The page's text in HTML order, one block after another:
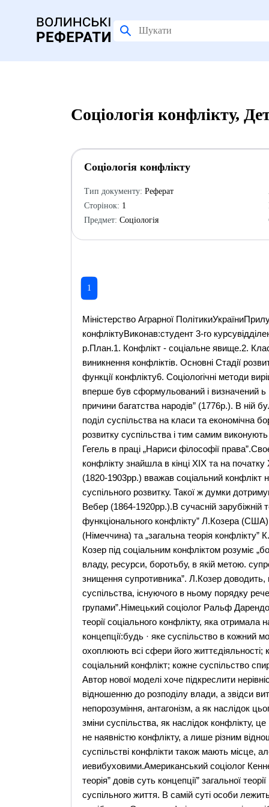
Соціологія конфлікту,
Соціологія конфлікту
Тип документу: Реферат
Сторінок: 1
Предмет: Соціологія
1
Міністерство Аграрної ПолітикиУкраїниПрилуцький агротехнічний технікумСоціологія конфліктуВиконав:студент 3-го курсувідділення електрифікації с.г.Коваленко ГригорійПрилуки 2003 р.План.1. Конфлікт - соціальне явище.2. Класифікація конфліктів за структурою3. Умови виникнення конфліктів. Основні Стадії розвитку4. Концепції соціального конфлікту5. Позетивні функції конфлікту6. Соціологічні методи вирішування конфліктуКонфлікт як соціальне явище вперше був сформульований і визначений ь роботі Адама Сміта „Дослідження про природу і причини багатства народів” (1776р.). В ній були висловлені думки, що в основі конфлікту лежить поділ суспільства на класи та економічна боротьба, які розглядаються як важлива рушійна сила розвитку суспільства і тим самим виконують Корисні функції. Цю ж думку у 1821 році зауважив Гегель в праці „Нариси філософії права”.Своє подальше теоретичне обгрунтування проблема конфлікту знайшла в кінці XIX та на початку XX ст.Так, англійський соціолог Герберт Спенсер (1820-1903рр.) вважав соціальний конфлікт неминучим явищем в історії су-пільства, стимулом суспільного розвитку. Такої ж думки дотримувався німецький соціолог та соціальний філософ Макс Вебер (1864-1920рр.).В сучасній зарубіжній теорії конфліктів найбільш відомі концепції; „позитивно-функціонального конфлікту” Л.Козера (США), „конфліктна модель суспільства” Р-Дарендорфа (Німеччина) та „загальна теорія конфлікту” К.Боулдінга (США). ,Американський соціолог Льіоіс Козер під соціальним конфліктом розуміє „боротьбу за цінності та претензії на певний статус, владу, ресурси, боротьбу, в якій метою. супротивників є нейтралізація, нанесення шкоди або знищення супротивника”. Л.Козер доводить, що конфлікти це продукт внутрішнього життя суспільства, існуючого в ньому порядку речей, самих відносин між окремими особами та групами”.Німецький соціолог Ральф Дарендорф в середині б0-х років виступив з поясненням нової теорії соціального конфлікту, яка отримала назву „конфліктна модель суспільства”. Суть цієї концепції:будь · яке суспільство в кожний момент свого буття змінюється, соціальні зміни охоплюють всі сфери його життєдіяльності; кожне суспільство в кожний момент буття має соціальний конфлікт; кожне суспільство спирається на примушування деяких його членів іншими. Автор нової моделі хоче підкреслити нерівність соціальних позицій, які займає особа по відношенню до розподілу влади, а звідси витікає різниця іі інтересів, цілей, що й викликає непорозуміння, антагонізм, а як наслідок цього структурні зміни самого суспільства. Але структурні зміни суспільства, як наслідок конфлікту, це не є революція. Суспільства різняться одне від одного не наявністю конфлікту, а лише різним відношенням до нього вл&ди Тому у демократичному суспільстві конфлікти також мають місце, але раціональні методи регулювання роблять іх иевибуховими.Американський соціолог Кеннет Боулдінг в роботі „Конфлікт і захист. Загальна теорія” довів суть концепції” загальної теорії конфлікту”. На його думку конфлікт невідємний від суспільного життя. В самій суті особи лежить поривання до постійної ворожнечі і боротьби з собі подібними. Однак конфлікти можливо і потрібно долати чи хоча б суттєво обмежувати. Якраз в цьому „загальна теорія конфлікту” повинна відігравати важливу роль. Вона дозволяє контролювати конфлікти, управляти ними, передбачати їх наслідки.Російські вчені Бородкіна Б.М. і Коряк Н.М. розкрили анатомію конфлікту. Вони вважають, що для того, щоб відбувся конфлікт потрібні дії з боку опонентів, які направлені на досягнення мети, такі дії вони називають інцидентами. Таким чином, конфлікт - це конфліктна ситуація, інцидент. Конфліктна ситуація може існувати задовго до того, як відбувалося пряме зіткнення опонентів.Заслуговує уваги організаційний конфлікт та його причини. Головним елементом будь · якої організації виступають люди, які відрізняються за професійною підготовкою, життєвим досвідом, індивідуальною підготовленістю і рисами характеру та темпераменту. Ці розбіжності неминуче накладають свій відбиток на оцінки і думки щодо питань, які мають значення для групи або колективу, породжують нерідко протидію, яка призводить до емоційного збудження і одержує видимість конфлікту. В деяких ситуаціях зіткнення оцінок і думок заходять так далеко, що інтереси справи відсуваються на другий план, а боротьба стає самоціллю, дезорганізуючи діяльність усього колективу.В дослідженнях вітчизняних вчених до останнього часу підкреслювалась перш за все обєктивна, матеріально-економічна та- класова суть конфлікту, згідно з якою вся сусцільно-економічна діяльність, в гому числі і ііоредінка людей, обумовлена їх місцем в системі суспільного виробництв.! та їх конкретними економічними інтересами. Ця позиція не викликає заперечень, але не пояснює всього різиомаїття такого соціального явища як конфлікт. Ми впевнені, що категорія конфлікт - поняття широкого значення, яке нживасться в фізичному, біологічному, філософському і соціальному світі і тому суть соціального конфлікту можна визначити так:соціальний конфлікт е соціальне зіткнення суспільних сил, окремих груп чи осіб, які мають на меті придушити чи